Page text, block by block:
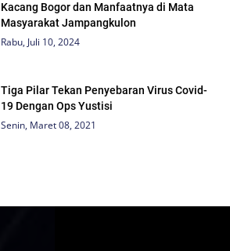
Kacang Bogor dan Manfaatnya di Mata
Masyarakat Jampangkulon
Rabu, Juli 10, 2024
Tiga Pilar Tekan Penyebaran Virus Covid-
19 Dengan Ops Yustisi
Senin, Maret 08, 2021